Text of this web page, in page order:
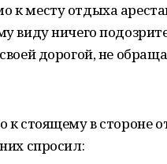
к месту отдыха
виду ничего
дорогой, не
к стоящему в стороне
спросил: